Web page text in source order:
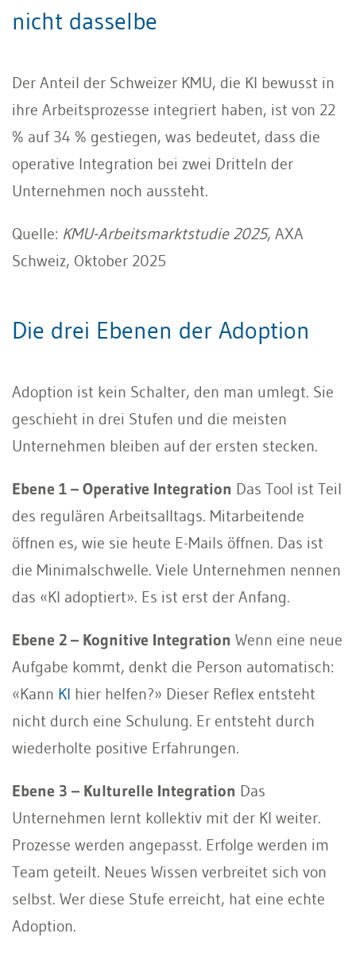
nicht dasselbe
Der Anteil der Schweizer KMU, die KI bewusst in
ihre Arbeitsprozesse integriert haben, ist von 22
% auf 34 % gestiegen, was bedeutet, dass die
operative Integration bei zwei Dritteln der
Unternehmen noch aussteht.
Quelle: KMU-Arbeitsmarktstudie 2025, AXA
Schweiz, Oktober 2025
Die drei Ebenen der Adoption
Adoption ist kein Schalter, den man umlegt. Sie
geschieht in drei Stufen und die meisten
Unternehmen bleiben auf der ersten stecken.
Ebene 1 – Operative Integration Das Tool ist Teil
des regulären Arbeitsalltags. Mitarbeitende
öffnen es, wie sie heute E-Mails öffnen. Das ist
die Minimalschwelle. Viele Unternehmen nennen
das «KI adoptiert». Es ist erst der Anfang.
Ebene 2 – Kognitive Integration Wenn eine neue
Aufgabe kommt, denkt die Person automatisch:
«Kann KI hier helfen?» Dieser Reflex entsteht
nicht durch eine Schulung. Er entsteht durch
wiederholte positive Erfahrungen.
Ebene 3 – Kulturelle Integration Das
Unternehmen lernt kollektiv mit der KI weiter.
Prozesse werden angepasst. Erfolge werden im
Team geteilt. Neues Wissen verbreitet sich von
selbst. Wer diese Stufe erreicht, hat eine echte
Adoption.